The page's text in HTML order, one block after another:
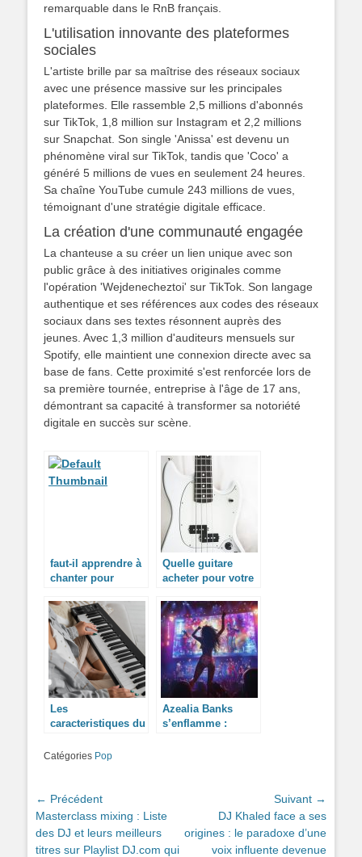
remarquable dans le RnB français.
L'utilisation innovante des plateformes
sociales
L'artiste brille par sa maîtrise des réseaux sociaux
avec une présence massive sur les principales
plateformes. Elle rassemble 2,5 millions d'abonnés
sur TikTok, 1,8 million sur Instagram et 2,2 millions
sur Snapchat. Son single 'Anissa' est devenu un
phénomène viral sur TikTok, tandis que 'Coco' a
généré 5 millions de vues en seulement 24 heures.
Sa chaîne YouTube cumule 243 millions de vues,
témoignant d'une stratégie digitale efficace.
La création d'une communauté engagée
La chanteuse a su créer un lien unique avec son
public grâce à des initiatives originales comme
l'opération 'Wejdenecheztoi' sur TikTok. Son langage
authentique et ses références aux codes des réseaux
sociaux dans ses textes résonnent auprès des
jeunes. Avec 1,3 million d'auditeurs mensuels sur
Spotify, elle maintient une connexion directe avec sa
base de fans. Cette proximité s'est renforcée lors de
sa première tournée, entreprise à l'âge de 17 ans,
démontrant sa capacité à transformer sa notoriété
digitale en succès sur scène.
faut-il apprendre à
chanter pour
professionnel?
Quelle guitare
acheter pour votre
Les
caracteristiques du
Roland
Azealia Banks
s’enflamme :
Catégories Pop
Navigation
de
l’article
← Précédent
Article
précédent :
Masterclass mixing : Liste
des DJ et leurs meilleurs
titres sur Playlist DJ.com qui
Suivant →
suivant :
DJ Khaled face a ses
origines : le paradoxe d’une
voix influente devenue